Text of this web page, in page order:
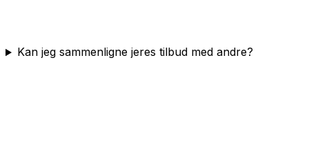
Kan jeg sammenligne jeres tilbud med andre?